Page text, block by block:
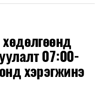
07:00-
хэрэгжинэ